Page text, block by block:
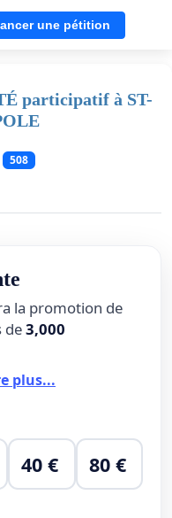
une pétition
participatif à ST-
508
la promotion de
de3,000
plus...
40 € 80 €